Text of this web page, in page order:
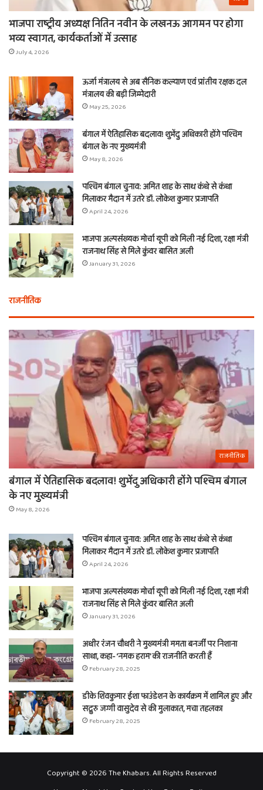
भाजपा राष्ट्रीय अध्यक्ष नितिन नवीन के लखनऊ आगमन पर होगा
भव्य स्वागत, कार्यकर्ताओं में उत्साह
July 4, 2026
ऊर्जा मंत्रालय से अब सैनिक कल्याण एवं प्रांतीय रक्षक दल
मंत्रालय की बड़ी जिम्मेदारी
May 25, 2026
बंगाल में ऐतिहासिक बदलाव! शुभेंदु अधिकारी होंगे पश्चिम
बंगाल के नए मुख्यमंत्री
May 8, 2026
पश्चिम बंगाल चुनाव: अमित शाह के साथ कंधे से कंधा
मिलाकर मैदान में उतरे डॉ. लोकेश कुमार प्रजापति
April 24, 2026
भाजपा अल्पसंख्यक मोर्चा यूपी को मिली नई दिशा, रक्षा मंत्री
राजनाथ सिंह से मिले कुंवर बासित अली
January 31, 2026
राजनीतिक
राजनीतिक
बंगाल में ऐतिहासिक बदलाव! शुभेंदु अधिकारी होंगे पश्चिम बंगाल
के नए मुख्यमंत्री
May 8, 2026
पश्चिम बंगाल चुनाव: अमित शाह के साथ कंधे से कंधा
मिलाकर मैदान में उतरे डॉ. लोकेश कुमार प्रजापति
April 24, 2026
भाजपा अल्पसंख्यक मोर्चा यूपी को मिली नई दिशा, रक्षा मंत्री
राजनाथ सिंह से मिले कुंवर बासित अली
January 31, 2026
अधीर रंजन चौधरी ने मुख्यमंत्री ममता बनर्जी पर निशाना
साधा, कहा- ‘नमक हराम’ की राजनीति करती हैं
February 28, 2025
डीके शिवकुमार ईशा फाउंडेशन के कार्यक्रम में शामिल हुए और
सद्गुरु जग्गी वासुदेव से की मुलाकात, मचा तहलका
February 28, 2025
Copyright © 2026 The Khabars. All Rights Reserved